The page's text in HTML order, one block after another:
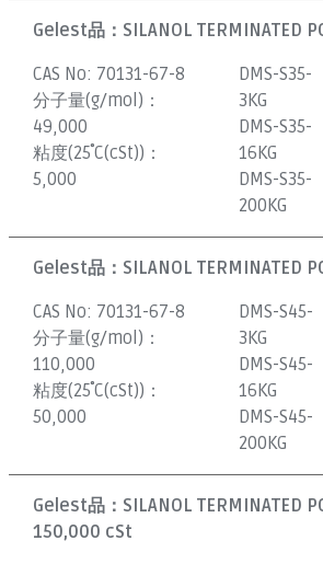
Gelest品： SILANOL TERMINATED
CAS No: 70131-67-8
分子量(g/mol)：
49,000
粘度(25˚C(cSt))：
5,000
DMS-S35-
3KG
DMS-S35-
16KG
DMS-S35-
200KG
Gelest品： SILANOL TERMINATED
CAS No: 70131-67-8
分子量(g/mol)：
110,000
粘度(25˚C(cSt))：
50,000
DMS-S45-
3KG
DMS-S45-
16KG
DMS-S45-
200KG
Gelest品： SILANOL TERMINATED
150,000 cSt